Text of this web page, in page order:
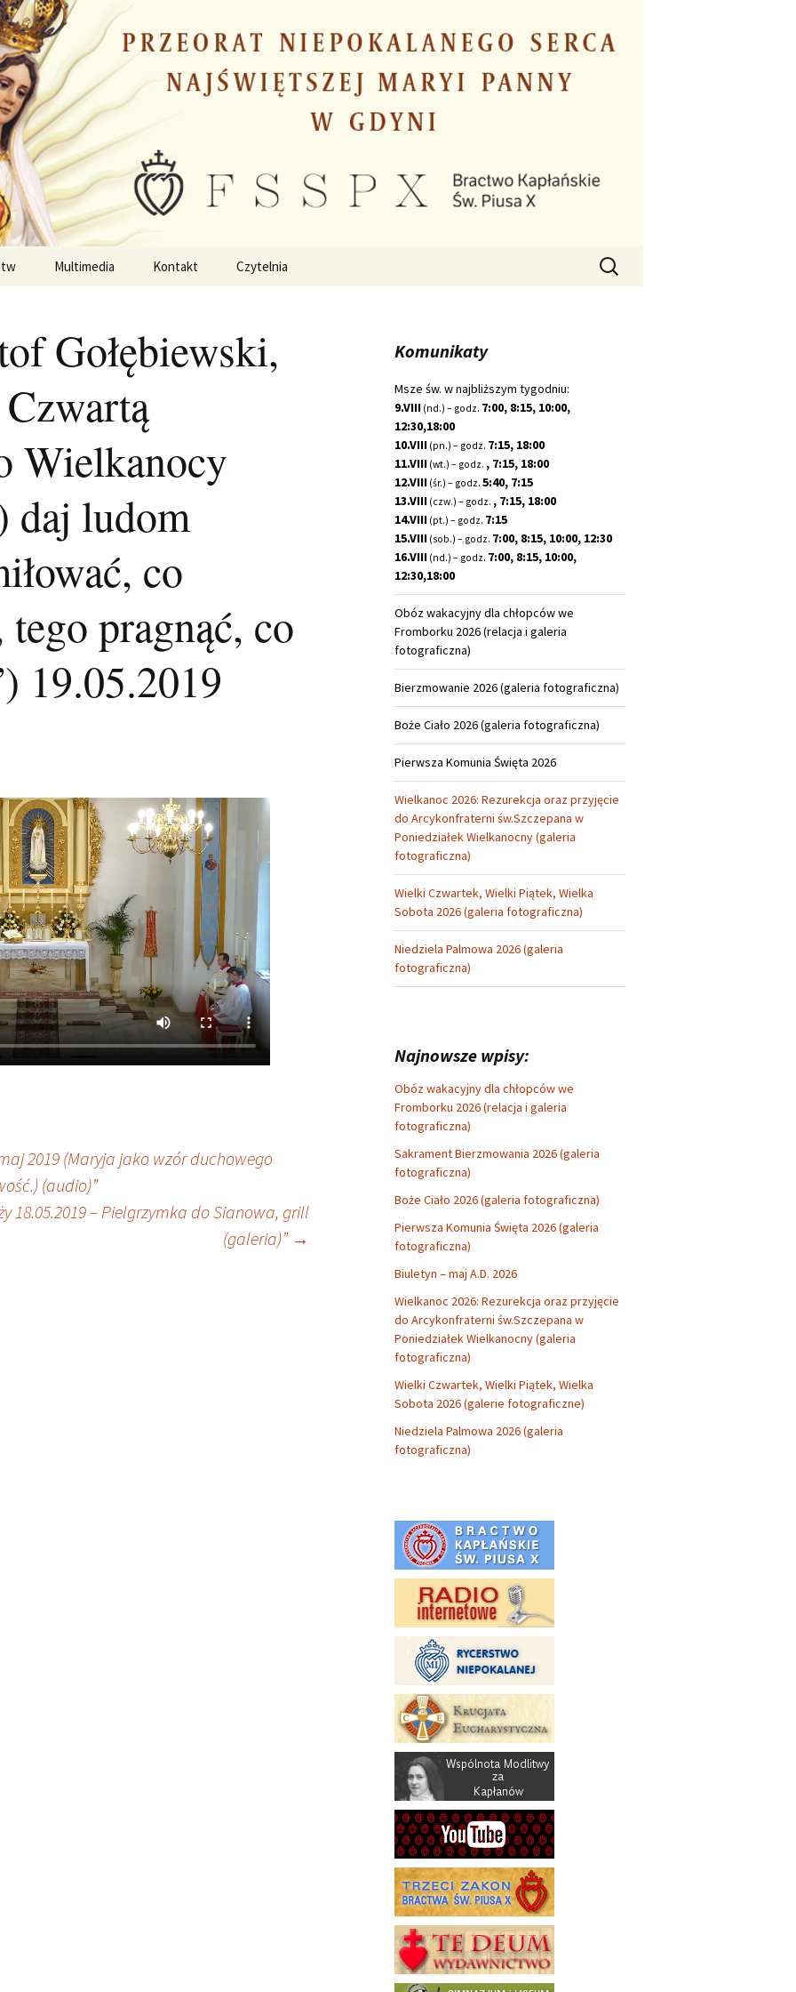
Multimedia Kontakt Czytelnia
Szukaj:
Gołębiewski,
Wielkanocy
ludom
co
pragnąć, co
19.05.2019
2019 (Maryja jako wzór duchowego
(audio)”
18.05.2019 – Pielgrzymka do Sianowa, grill
(galeria)” →
Komunikaty
Msze św. w najbliższym tygodniu:
9.VIII (nd.) – godz. 7:00, 8:15, 10:00,
12:30,18:00
10.VIII (pn.) – godz. 7:15, 18:00
11.VIII (wt.) – godz. , 7:15, 18:00
12.VIII (śr.) – godz. 5:40, 7:15
13.VIII (czw.) – godz. , 7:15, 18:00
14.VIII (pt.) – godz. 7:15
15.VIII (sob.) – godz. 7:00, 8:15, 10:00, 12:30
16.VIII (nd.) – godz. 7:00, 8:15, 10:00,
12:30,18:00
Obóz wakacyjny dla chłopców we
Fromborku 2026 (relacja i galeria
fotograficzna)
Bierzmowanie 2026 (galeria fotograficzna)
Boże Ciało 2026 (galeria fotograficzna)
Pierwsza Komunia Święta 2026
Wielkanoc 2026: Rezurekcja oraz przyjęcie
do Arcykonfraterni św.Szczepana w
Poniedziałek Wielkanocny (galeria
fotograficzna)
Wielki Czwartek, Wielki Piątek, Wielka
Sobota 2026 (galeria fotograficzna)
Niedziela Palmowa 2026 (galeria
fotograficzna)
Najnowsze wpisy:
Obóz wakacyjny dla chłopców we
Fromborku 2026 (relacja i galeria
fotograficzna)
Sakrament Bierzmowania 2026 (galeria
fotograficzna)
Boże Ciało 2026 (galeria fotograficzna)
Pierwsza Komunia Święta 2026 (galeria
fotograficzna)
Biuletyn – maj A.D. 2026
Wielkanoc 2026: Rezurekcja oraz przyjęcie
do Arcykonfraterni św.Szczepana w
Poniedziałek Wielkanocny (galeria
fotograficzna)
Wielki Czwartek, Wielki Piątek, Wielka
Sobota 2026 (galerie fotograficzne)
Niedziela Palmowa 2026 (galeria
fotograficzna)